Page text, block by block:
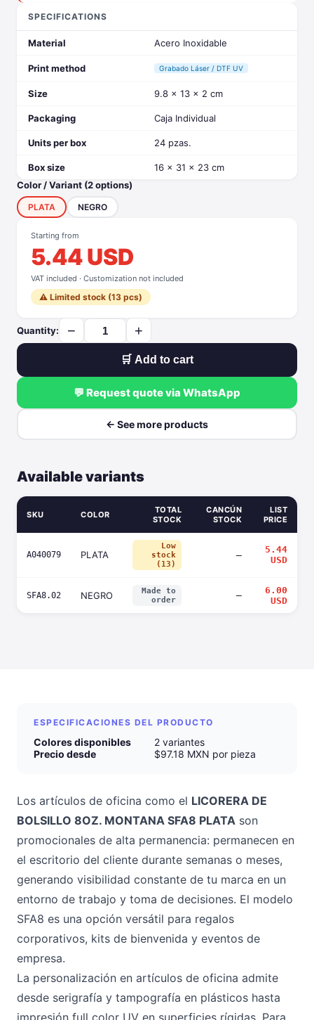
SPECIFICATIONS
Material Acero Inoxidable
Print method Grabado Láser / DTF UV
Size 9.8 x 13 x 2 cm
Packaging Caja Individual
Units per box 24 pzas.
Box size
16 x 31 x 23 cm
Color / Variant (2 options)
PLATA NEGRO
Starting from
5.44 USD
VAT included · Customization not included
⚠️ Limited stock (13 pcs)
Quantity: − +
🛒 Add to cart
💬 Request quote via WhatsApp
← See more products
Available variants
SKU COLOR
TOTAL
STOCK
CANCÚN
STOCK
LIST
PRICE
A040079 PLATA
Low
stock
(13)
—
5.44
USD
SFA8.02 NEGRO
Made to
order
—
6.00
USD
ESPECIFICACIONES DEL PRODUCTO
Colores disponibles
2 variantes
Precio desde
$97.18 MXN por pieza
Los artículos de oficina como el LICORERA DE
BOLSILLO 8OZ. MONTANA SFA8 PLATA son
promocionales de alta permanencia: permanecen en
el escritorio del cliente durante semanas o meses,
generando visibilidad constante de tu marca en un
entorno de trabajo y toma de decisiones. El modelo
SFA8 es una opción versátil para regalos
corporativos, kits de bienvenida y eventos de
empresa.
La personalización en artículos de oficina admite
desde serigrafía y tampografía en plásticos hasta
impresión full color UV en superficies rígidas. Para